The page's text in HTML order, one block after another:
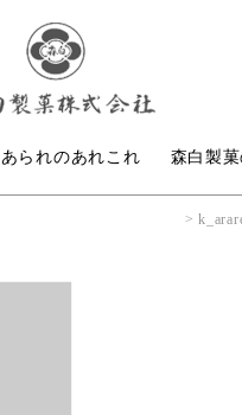
あられのあれこれ 森白製